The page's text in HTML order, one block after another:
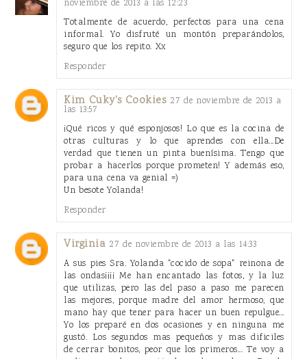
noviembre de 2013 a las 12:23
Totalmente de acuerdo, perfectos para una cena
informal. Yo disfruté un montón preparándolos,
seguro que los repito. Xx
Responder
Kim Cuky's Cookies 27 de noviembre de 2013 a
las 13:57
¡Qué ricos y qué esponjosos! Lo que es la cocina de
otras culturas y lo que aprendes con ella...De
verdad que tienen un pinta buenísima. Tengo que
probar a hacerlos porque prometen! Y además eso,
para una cena va genial =)
Un besote Yolanda!
Responder
Virginia 27 de noviembre de 2013 a las 14:33
A sus pies Sra. Yolanda "cocido de sopa" reinona de
las ondas¡¡¡¡ Me han encantado las fotos, y la luz
que utilizas, pero las del paso a paso me parecen
las mejores, porque madre del amor hermoso, que
mano hay que tener para hacer un buen repulgue...
Yo los preparé en dos ocasiones y en ninguna me
gustó. Los segundos mas pequeños y mas dificiles
de cerrar bonitos, peor que los primeros... Te voy a